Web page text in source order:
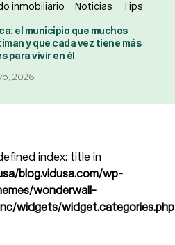
inmobiliario Noticias Tips
el municipio que muchos
y que cada vez tiene más
para vivir en él
2026
index: title in
blog.vidusa.com/wp-
wonderwall-
widgets/widget.categories.php